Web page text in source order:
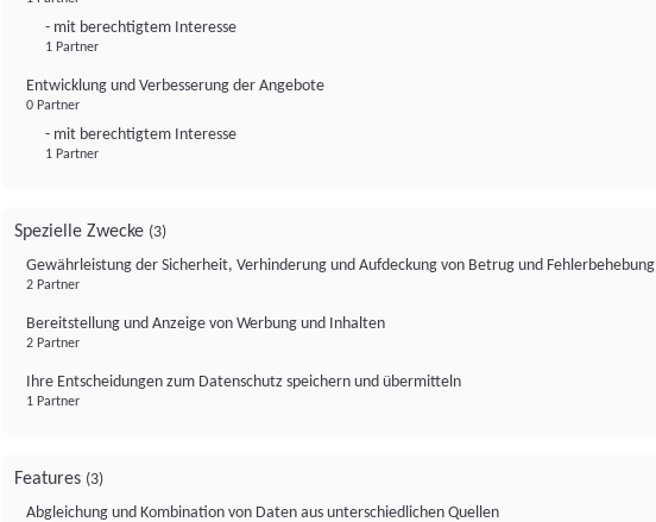
- mit berechtigtem Interesse
1 Partner
Entwicklung und Verbesserung der Angebote
0 Partner
- mit berechtigtem Interesse
1 Partner
Spezielle Zwecke (3)
Gewährleistung der Sicherheit, Verhinderung und Aufdeckung von Betrug und Fehlerbehebung
2 Partner
Bereitstellung und Anzeige von Werbung und Inhalten
2 Partner
Ihre Entscheidungen zum Datenschutz speichern und übermitteln
1 Partner
Features (3)
Abgleichung und Kombination von Daten aus unterschiedlichen Quellen